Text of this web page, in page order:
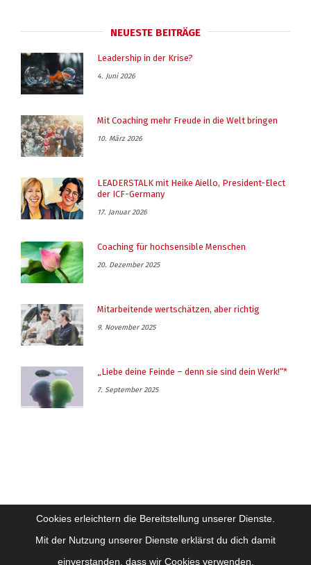
NEUESTE BEITRÄGE
Leadership in der Krise?
4. Juni 2026
Mit Coaching mehr Freude in die Welt bringen
10. März 2026
LEADERSTALK mit Heike Aiello, President-Elect
der ICF-Germany
17. Januar 2026
Coaching für hochsensible Menschen
20. Dezember 2025
Mitarbeitende wertschätzen, aber richtig
9. November 2025
„Liebe deine Feinde – denn sie sind dein Werk!“*
7. September 2025
Cookies erleichtern die Bereitstellung unserer Dienste.
Mit der Nutzung unserer Dienste erklärst du dich damit
einverstanden, dass wir Cookies verwenden.